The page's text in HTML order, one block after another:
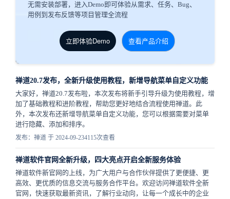
无需安装部署，进入Demo即可体验从需求、任务、Bug、
用例到发布反馈等项目管理全流程
立即体验Demo 查看产品介绍
禅道20.7发布，全新升级使用教程，新增导航菜单自定义功能
大家好，禅道20.7发布啦，本次发布将新手引导升级为使用教程，增
加了基础教程和进阶教程，帮助您更好地结合流程使用禅道。此
外，本次发布还新增导航菜单自定义功能，您可以根据需要对菜单
进行隐藏、添加和排序。
发布：禅道 于 2024-09-234115次查看
禅道软件官网全新升级，四大亮点开启全新服务体验
禅道软件新官网的上线，为广大用户与合作伙伴提供了更便捷、更
高效、更优质的信息交流与服务合作平台。欢迎访问禅道软件全新
官网，快速获取最新资讯，了解行业动向，让每一个成长中的企业